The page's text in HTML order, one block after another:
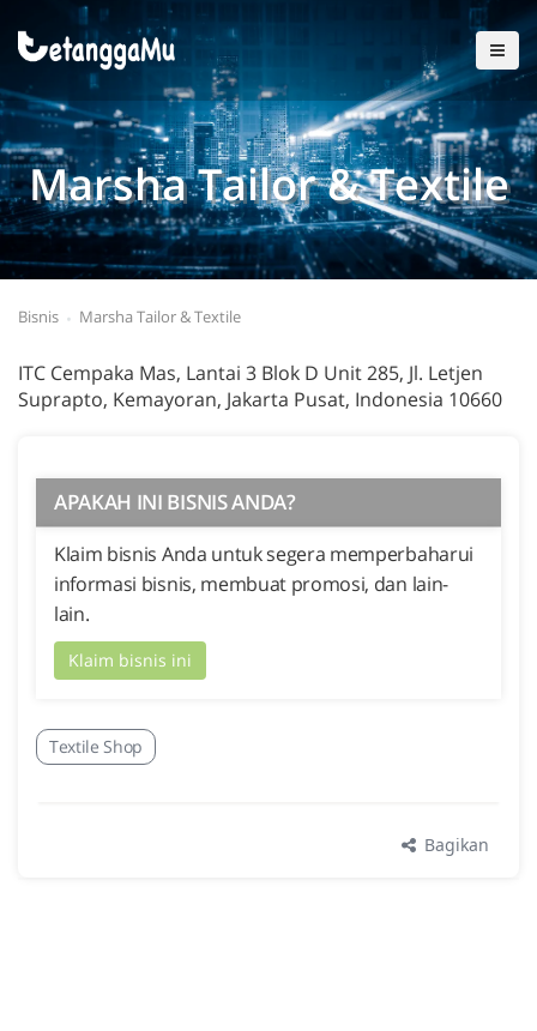
Marsha Tailor & Textile
Bisnis Marsha Tailor & Textile
ITC Cempaka Mas, Lantai 3 Blok D Unit 285, Jl. Letjen
Suprapto, Kemayoran, Jakarta Pusat, Indonesia 10660
APAKAH INI BISNIS ANDA?
Klaim bisnis Anda untuk segera memperbaharui
informasi bisnis, membuat promosi, dan lain-
lain.
Klaim bisnis ini
Textile Shop
Bagikan